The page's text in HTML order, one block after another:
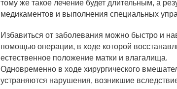
тому же такое лечение будет длительным, а
медикаментов и выполнения специальных
Избавиться от заболевания можно быстро и
помощью операции, в ходе которой
естественное положение матки и влагалища.
Одновременно в ходе хирургического
устраняются нарушения, возникшие